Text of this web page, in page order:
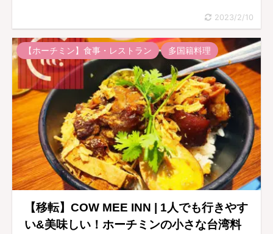
2023/2/10
【ホーチミン】食事・レストラン 多国籍料理
【移転】COW MEE INN | 1人でも行きやす
い&美味しい！ホーチミンの小さな台湾料